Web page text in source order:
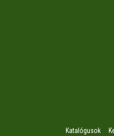
Katalógusok